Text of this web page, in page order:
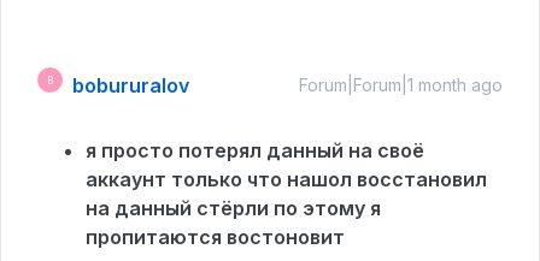
B bobururalov Forum|Forum|1 month ago
я просто потерял данный на своё
аккаунт только что нашол восстановил
на данный стёрли по этому я
пропитаются востоновит